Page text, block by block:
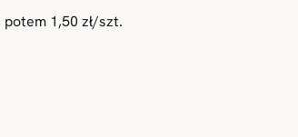
potem 1,50 zł/szt.